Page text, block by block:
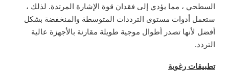
السطحي ، مما يؤدي إلى فقدان قوة الإشارة المرتدة. لذلك ،
ستعمل أدوات مستوى الترددات المتوسطة والمنخفضة بشكل
أفضل لأنها تصدر أطوال موجية طويلة مقارنة بالأجهزة عالية
التردد.
تطبيقات رغوية